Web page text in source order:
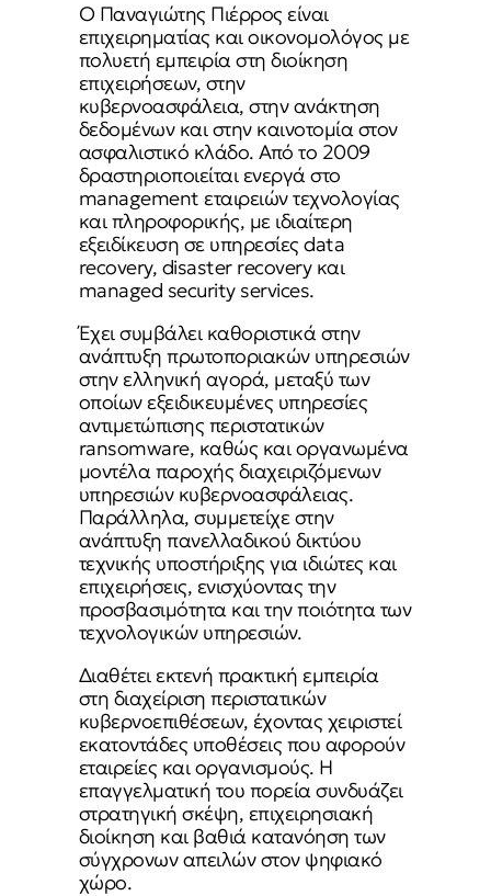
Ο Παναγιώτης Πιέρρος είναι
επιχειρηματίας και οικονομολόγος με
πολυετή εμπειρία στη διοίκηση
επιχειρήσεων, στην
κυβερνοασφάλεια, στην ανάκτηση
δεδομένων και στην καινοτομία στον
ασφαλιστικό κλάδο. Από το 2009
δραστηριοποιείται ενεργά στο
management εταιρειών τεχνολογίας
και πληροφορικής, με ιδιαίτερη
εξειδίκευση σε υπηρεσίες data
recovery, disaster recovery και
managed security services.
Έχει συμβάλει καθοριστικά στην
ανάπτυξη πρωτοποριακών υπηρεσιών
στην ελληνική αγορά, μεταξύ των
οποίων εξειδικευμένες υπηρεσίες
αντιμετώπισης περιστατικών
ransomware, καθώς και οργανωμένα
μοντέλα παροχής διαχειριζόμενων
υπηρεσιών κυβερνοασφάλειας.
Παράλληλα, συμμετείχε στην
ανάπτυξη πανελλαδικού δικτύου
τεχνικής υποστήριξης για ιδιώτες και
επιχειρήσεις, ενισχύοντας την
προσβασιμότητα και την ποιότητα των
τεχνολογικών υπηρεσιών.
Διαθέτει εκτενή πρακτική εμπειρία
στη διαχείριση περιστατικών
κυβερνοεπιθέσεων, έχοντας χειριστεί
εκατοντάδες υποθέσεις που αφορούν
εταιρείες και οργανισμούς. Η
επαγγελματική του πορεία συνδυάζει
στρατηγική σκέψη, επιχειρησιακή
διοίκηση και βαθιά κατανόηση των
σύγχρονων απειλών στον ψηφιακό
χώρο.